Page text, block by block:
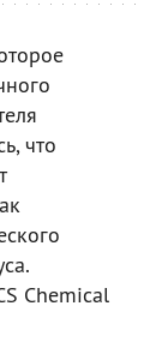
что
Chemical